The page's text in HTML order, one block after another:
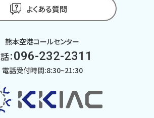
よくある質問
熊本空港コールセンター
：096-232-2311
電話受付時間:8:30~21:30